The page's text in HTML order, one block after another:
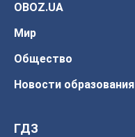
OBOZ.UA
Мир
Общество
Новости образования
ГДЗ